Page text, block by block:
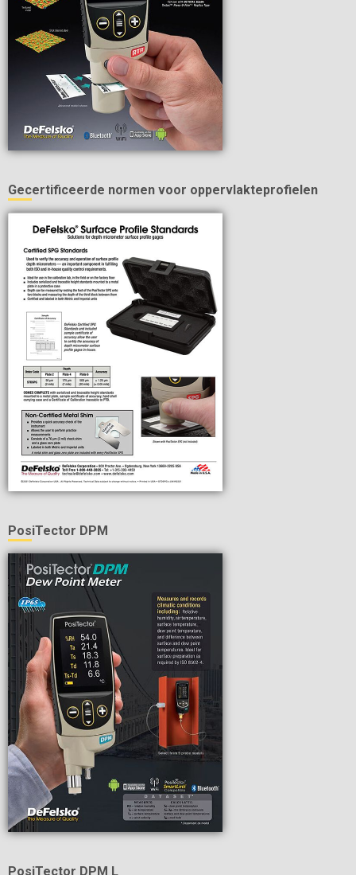
Gecertificeerde normen voor oppervlakteprofielen
PosiTector DPM
PosiTector DPM L